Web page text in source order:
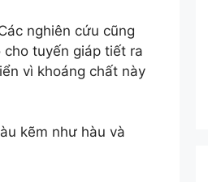
nghiên cứu cũng
tuyến giáp tiết ra
vì khoáng chất này
kẽm như hàu và